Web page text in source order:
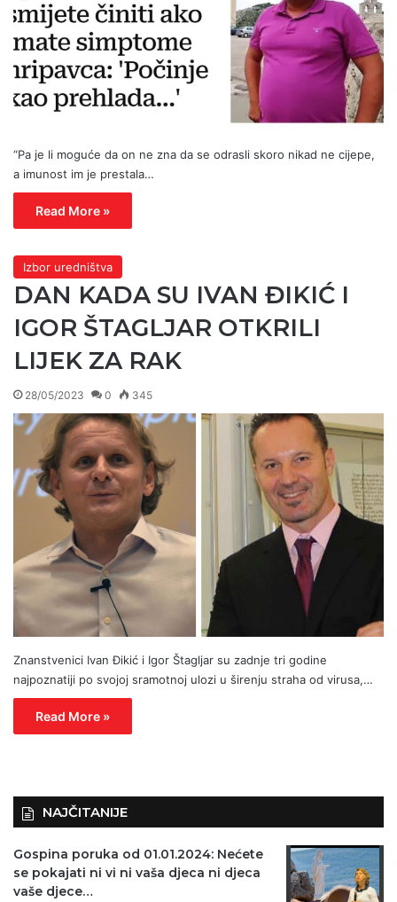
“Pa je li moguće da on ne zna da se odrasli skoro nikad ne cijepe,
a imunost im je prestala…
Read More »
Izbor uredništva
DAN KADA SU IVAN ĐIKIĆ I
IGOR ŠTAGLJAR OTKRILI
LIJEK ZA RAK
28/05/2023 0 345
Znanstvenici Ivan Đikić i Igor Štagljar su zadnje tri godine
najpoznatiji po svojoj sramotnoj ulozi u širenju straha od virusa,…
Read More »
NAJČITANIJE
Gospina poruka od 01.01.2024: Nećete
se pokajati ni vi ni vaša djeca ni djeca
vaše djece…